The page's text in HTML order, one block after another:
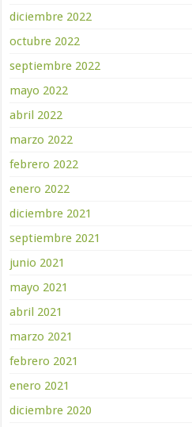
diciembre 2022
octubre 2022
septiembre 2022
mayo 2022
abril 2022
marzo 2022
febrero 2022
enero 2022
diciembre 2021
septiembre 2021
junio 2021
mayo 2021
abril 2021
marzo 2021
febrero 2021
enero 2021
diciembre 2020